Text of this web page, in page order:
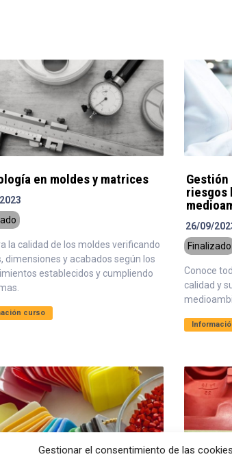
Gestionar el consentimiento de las cookies
en moldes y matrices
la calidad de los moldes verificando
dimensiones y acabados según los
establecidos y cumpliendo
curso
Gestión
riesgos
26/09/
Finalizado
Conoce
calidad y